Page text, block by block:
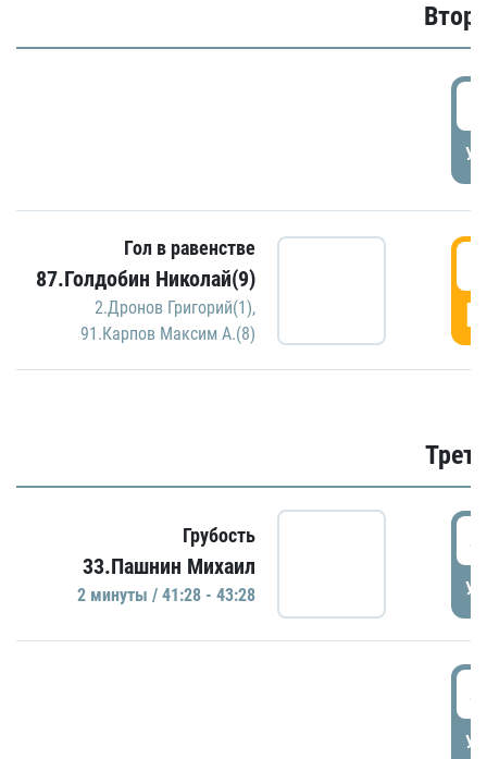
Гол в равенстве
87.Голдобин Николай(9)
2.Дронов Григорий(1),
91.Карпов Максим А.(8)
Грубость
33.Пашнин Михаил
2 минуты / 41:28 - 43:28